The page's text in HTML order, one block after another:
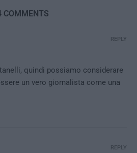
COMMENTS
quindi possiamo considerare
un vero giornalista come una
REPLY
REPLY